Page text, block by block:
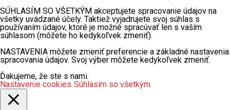
SÚHLASÍM SO VŠETKÝM akceptujete spracovanie údajov na
všetky uvádzané účely. Taktiež vyjadrujete svoj súhlas s
používaním údajov, ktoré je možné spracúvať len s vaším
súhlasom (môžete ho kedykoľvek zmeniť).
NASTAVENIA môžete zmeniť preferencie a základné nastavenia
spracovania údajov. Svoj výber môžete kedykoľvek zmeniť.
Ďakujeme, že ste s nami.
Nastavenie cookies Súhlasím so všetkým